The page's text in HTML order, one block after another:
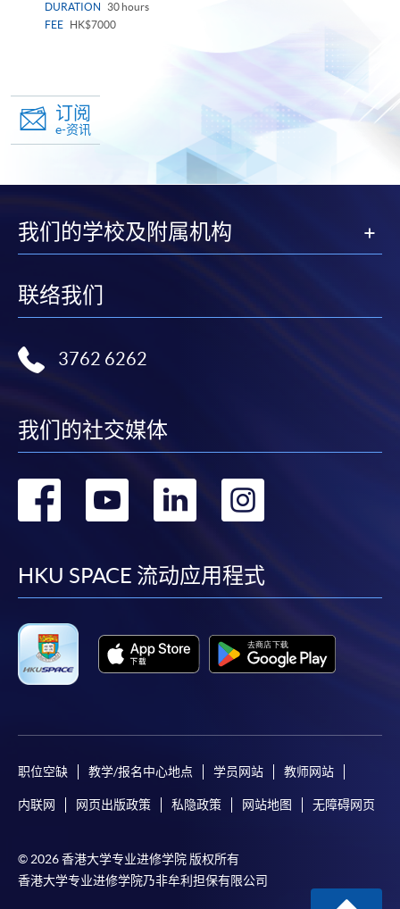
DURATION
30 hours
FEE
HK$7000
订阅
e-资讯
我们的学校及附属机构
联络我们
3762 6262
我们的社交媒体
转
facebook
转
youtube
转
linkedin
HKU SPACE 流动应用程式
职位空缺 教学/报名中心地点 学员网站 教师网站
内联网 网页出版政策 私隐政策 网站地图 无障碍网页
© 2026 香港大学专业进修学院 版权所有
香港大学专业进修学院乃非牟利担保有限公司